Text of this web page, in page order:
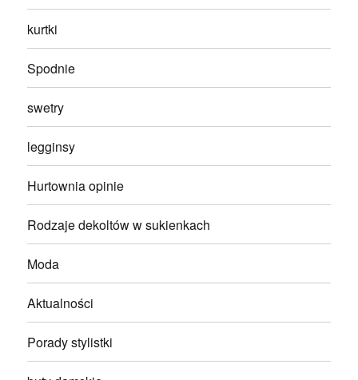
kurtki
Spodnie
swetry
legginsy
Hurtownia opinie
Rodzaje dekoltów w sukienkach
Moda
Aktualności
Porady stylistki